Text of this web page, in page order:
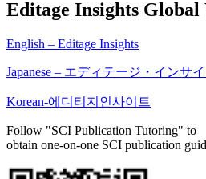
Editage Insights Global
English – Editage Insights
Japanese – エディテージ・インサイ
Korean-에디티지인사이트
Follow "SCI Publication Tutoring" to
obtain one-on-one SCI publication